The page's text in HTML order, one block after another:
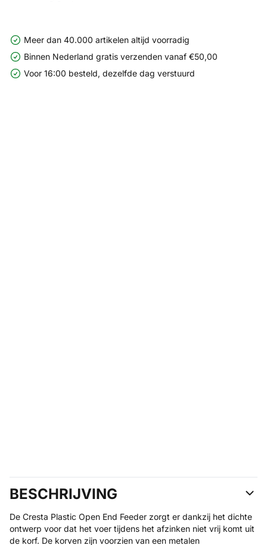
Meer dan 40.000 artikelen altijd voorradig
Binnen Nederland gratis verzenden vanaf €50,00
Voor 16:00 besteld, dezelfde dag verstuurd
BESCHRIJVING
De Cresta Plastic Open End Feeder zorgt er dankzij het dichte
ontwerp voor dat het voer tijdens het afzinken niet vrij komt uit
de korf. De korven zijn voorzien van een metalen